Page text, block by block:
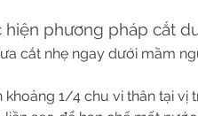
hiện phương pháp cắt
cắt nhẹ ngay dưới mầm
khoảng 1/4 chu vi thân tại vị